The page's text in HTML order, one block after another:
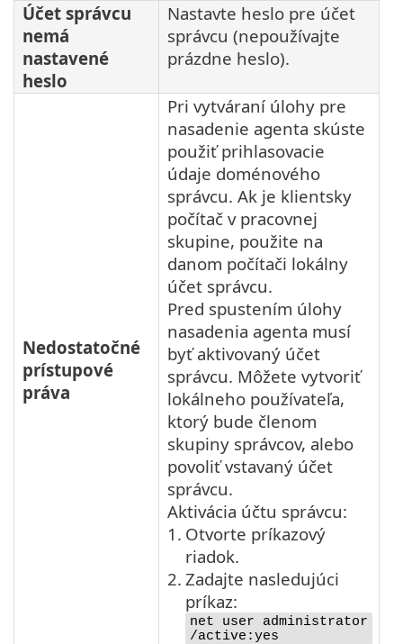
Účet správcu
nemá
nastavené
heslo
Nastavte heslo pre účet
správcu (nepoužívajte
prázdne heslo).
Nedostatočné
prístupové
práva
Pri vytváraní úlohy pre
nasadenie agenta skúste
použiť prihlasovacie
údaje doménového
správcu. Ak je klientsky
počítač v pracovnej
skupine, použite na
danom počítači lokálny
účet správcu.
Pred spustením úlohy
nasadenia agenta musí
byť aktivovaný účet
správcu. Môžete vytvoriť
lokálneho používateľa,
ktorý bude členom
skupiny správcov, alebo
povoliť vstavaný účet
správcu.
Aktivácia účtu správcu:
1. Otvorte príkazový
riadok.
2. Zadajte nasledujúci
príkaz:
net user administrator
/active:yes